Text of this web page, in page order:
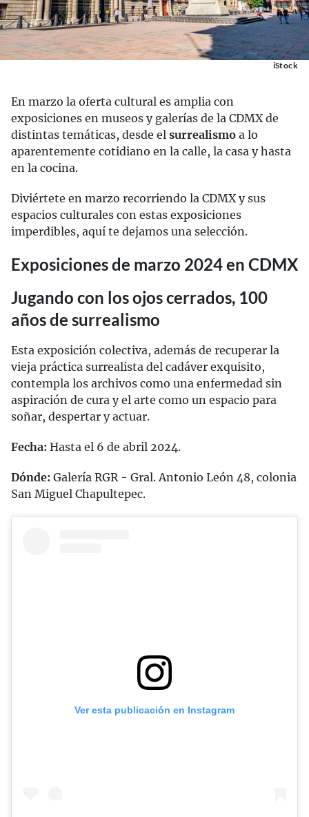
iStock
En marzo la oferta cultural es amplia con
exposiciones en museos y galerías de la CDMX de
distintas temáticas, desde el surrealismo a lo
aparentemente cotidiano en la calle, la casa y hasta
en la cocina.
Diviértete en marzo recorriendo la CDMX y sus
espacios culturales con estas exposiciones
imperdibles, aquí te dejamos una selección.
Exposiciones de marzo 2024 en CDMX
Jugando con los ojos cerrados, 100
años de surrealismo
Esta exposición colectiva, además de recuperar la
vieja práctica surrealista del cadáver exquisito,
contempla los archivos como una enfermedad sin
aspiración de cura y el arte como un espacio para
soñar, despertar y actuar.
Fecha: Hasta el 6 de abril 2024.
Dónde: Galería RGR - Gral. Antonio León 48, colonia
San Miguel Chapultepec.
Ver esta publicación en Instagram